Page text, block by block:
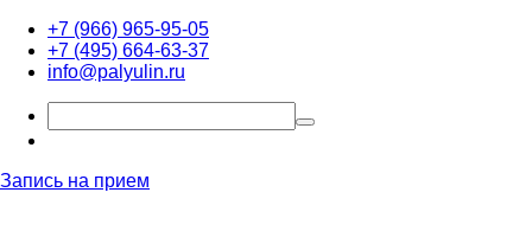
+7 (966) 965-95-05
+7 (495) 664-63-37
info@palyulin.ru
Запись на прием